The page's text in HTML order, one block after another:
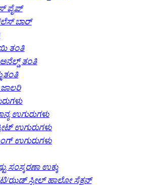
ಪೈಪ್
ಬಾರ್
ತಂತಿ
ಅನೆಲ್ಡ್ ತಂತಿ
ಉಗುರುಗಳು
ಉಗುರುಗಳು
ಉಗುರುಗಳು
ಸಂಸ್ಕರಣಾ ಉಕ್ಕು
ಝಡ್ ಸ್ಟೀಲ್ ಹಾಲೋ ಸೆಕ್ಷನ್